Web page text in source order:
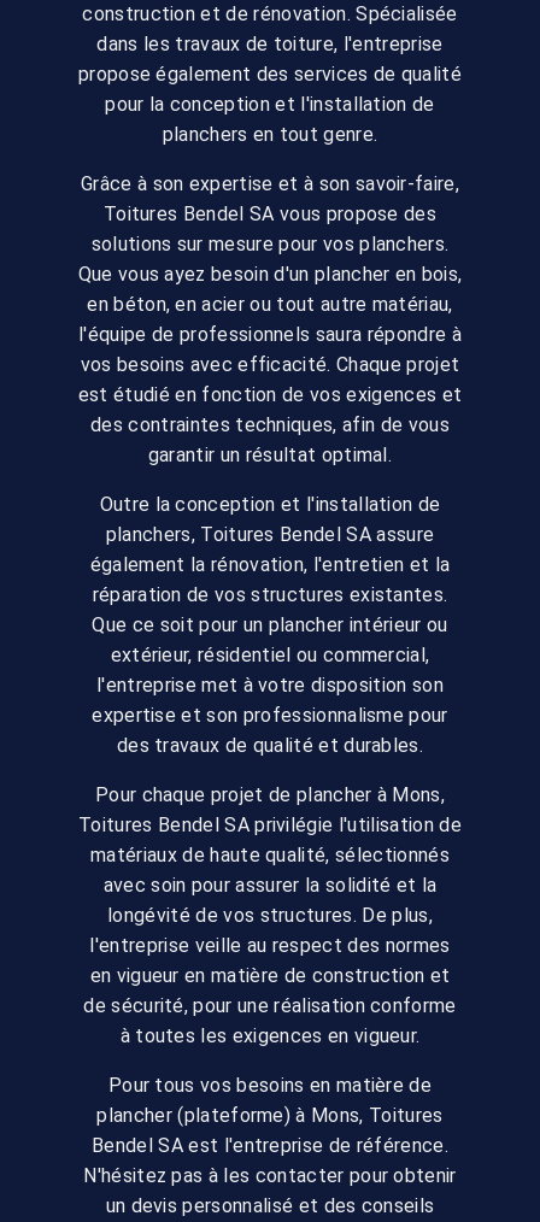
construction et de rénovation. Spécialisée
dans les travaux de toiture, l'entreprise
propose également des services de qualité
pour la conception et l'installation de
planchers en tout genre.
Grâce à son expertise et à son savoir-faire,
Toitures Bendel SA vous propose des
solutions sur mesure pour vos planchers.
Que vous ayez besoin d'un plancher en bois,
en béton, en acier ou tout autre matériau,
l'équipe de professionnels saura répondre à
vos besoins avec efficacité. Chaque projet
est étudié en fonction de vos exigences et
des contraintes techniques, afin de vous
garantir un résultat optimal.
Outre la conception et l'installation de
planchers, Toitures Bendel SA assure
également la rénovation, l'entretien et la
réparation de vos structures existantes.
Que ce soit pour un plancher intérieur ou
extérieur, résidentiel ou commercial,
l'entreprise met à votre disposition son
expertise et son professionnalisme pour
des travaux de qualité et durables.
Pour chaque projet de plancher à Mons,
Toitures Bendel SA privilégie l'utilisation de
matériaux de haute qualité, sélectionnés
avec soin pour assurer la solidité et la
longévité de vos structures. De plus,
l'entreprise veille au respect des normes
en vigueur en matière de construction et
de sécurité, pour une réalisation conforme
à toutes les exigences en vigueur.
Pour tous vos besoins en matière de
plancher (plateforme) à Mons, Toitures
Bendel SA est l'entreprise de référence.
N'hésitez pas à les contacter pour obtenir
un devis personnalisé et des conseils